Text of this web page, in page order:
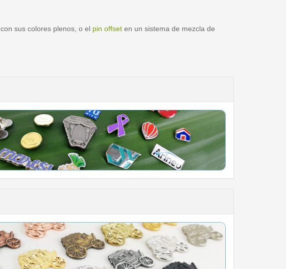
con sus colores plenos, o el pin offset en un sistema de mezcla de